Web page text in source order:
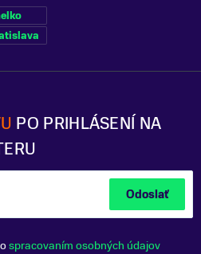
PO PRIHLÁSENÍ NA
Odoslať
spracovaním osobných údajov